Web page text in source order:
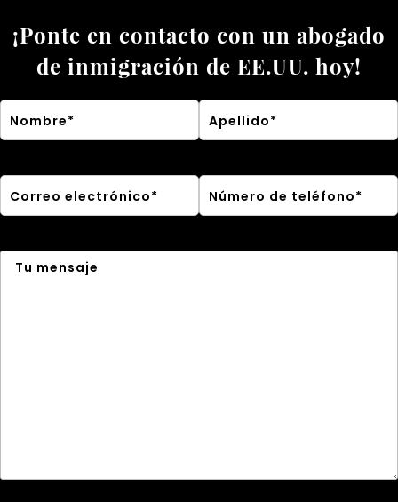
¡Ponte en contacto con un abogado
de inmigración de EE.UU. hoy!